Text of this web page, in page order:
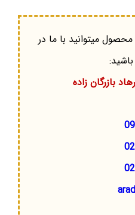
میتوانید با ما در
باشید:
بازرگان زاده